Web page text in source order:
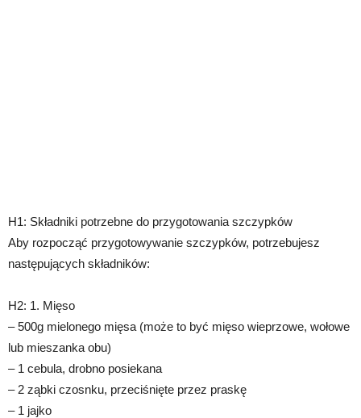
H1: Składniki potrzebne do przygotowania szczypków
Aby rozpocząć przygotowywanie szczypków, potrzebujesz
następujących składników:
H2: 1. Mięso
– 500g mielonego mięsa (może to być mięso wieprzowe, wołowe
lub mieszanka obu)
– 1 cebula, drobno posiekana
– 2 ząbki czosnku, przeciśnięte przez praskę
– 1 jajko